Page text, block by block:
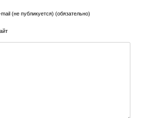
(не публикуется) (обязательно)